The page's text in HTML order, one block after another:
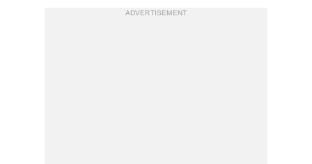
ADVERTISEMENT